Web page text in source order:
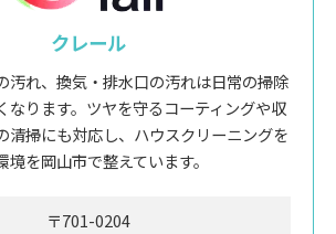
クレール
汚れ、換気・排水口の汚れは日常の掃除
なります。ツヤを守るコーティングや収
清掃にも対応し、ハウスクリーニングを
を岡山市で整えています。
〒701-0204